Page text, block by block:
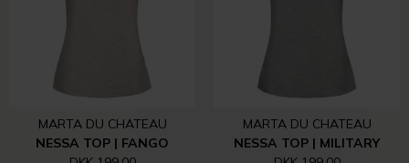
MARTA DU CHATEAU
NESSA TOP | FANGO
MARTA DU CHATEAU
NESSA TOP | MILITARY